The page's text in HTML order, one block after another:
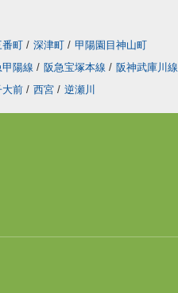
番町 / 深津町 / 甲陽園目神山町
甲陽線 / 阪急宝塚本線 / 阪神武庫川線
大前 / 西宮 / 逆瀬川